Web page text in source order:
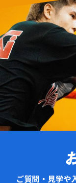
ご質問・見学や